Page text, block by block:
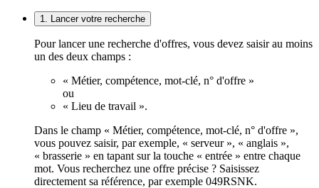
1. Lancer votre recherche
Pour lancer une recherche d'offres, vous devez saisir au moins
un des deux champs :
« Métier, compétence, mot-clé, n° d'offre »
ou
« Lieu de travail ».
Dans le champ « Métier, compétence, mot-clé, n° d'offre »,
vous pouvez saisir, par exemple, « serveur », « anglais »,
« brasserie » en tapant sur la touche « entrée » entre chaque
mot. Vous recherchez une offre précise ? Saisissez
directement sa référence, par exemple 049RSNK.